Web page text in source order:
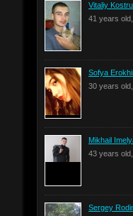
Vitaliy
41 years
Sofya
30 years
Mikhail
43 years
Sergey